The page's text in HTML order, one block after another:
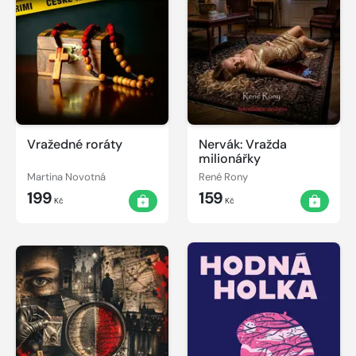
Vražedné roráty
Martina Novotná
199 Kč
Nervák: Vražda
milionářky
René Rony
159 Kč